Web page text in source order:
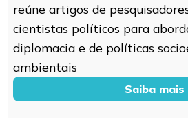
reúne artigos de
cientistas políticos para
diplomacia e de políticas
ambientais
Saiba mais